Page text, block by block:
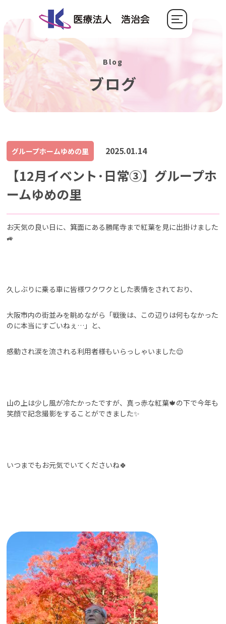
Blog
ブログ
グループホームゆめの里 2025.01.14
【12月イベント･日常③】グループホ
ームゆめの里
お天気の良い日に、箕面にある勝尾寺まで紅葉を見に出掛けました
🚙
久しぶりに乗る車に皆様ワクワクとした表情をされており、
大阪市内の街並みを眺めながら「戦後は、この辺りは何もなかった
のに本当にすごいねぇ…」と、
感動され涙を流される利用者様もいらっしゃいました😌
山の上は少し風が冷たかったですが、真っ赤な紅葉🍁の下で今年も
笑顔で記念撮影をすることができました✨️
いつまでもお元気でいてくださいね🍀